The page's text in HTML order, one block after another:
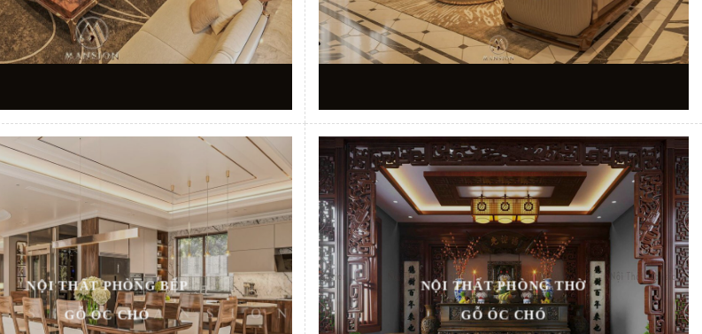
NỘI THẤT PHÒNG BẾP
GỖ ÓC CHÓ
NỘI THẤT PHÒNG THỜ
GỖ ÓC CHÓ